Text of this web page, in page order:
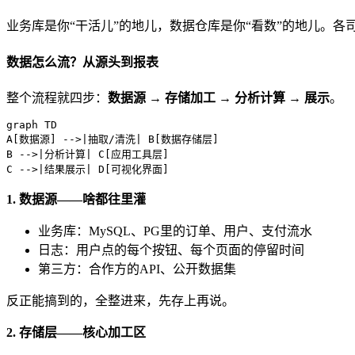
业务库是你“干活儿”的地儿，数据仓库是你“看数”的地儿。各
数据怎么流？从源头到报表
整个流程就四步： 数据源 → 存储加工 → 分析计算 → 展示。
graph TD
A[数据源] -->|抽取/清洗| B[数据存储层]
B -->|分析计算| C[应用工具层]
C -->|结果展示| D[可视化界面]
1. 数据源——啥都往里灌
业务库：MySQL、PG里的订单、用户、支付流水
日志：用户点的每个按钮、每个页面的停留时间
第三方：合作方的API、公开数据集
反正能搞到的，全整进来，先存上再说。
2. 存储层——核心加工区